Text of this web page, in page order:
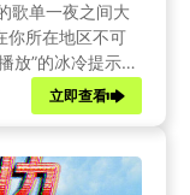
歌单一夜之间大
你所在地区不可
放”的冰冷提示。
到该问题的小伙
立即查看